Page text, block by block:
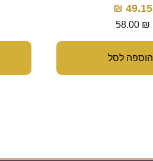
הוספה לסל
49.15
₪
58.00 ₪